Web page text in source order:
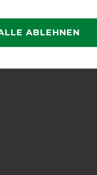
ABLEHNEN